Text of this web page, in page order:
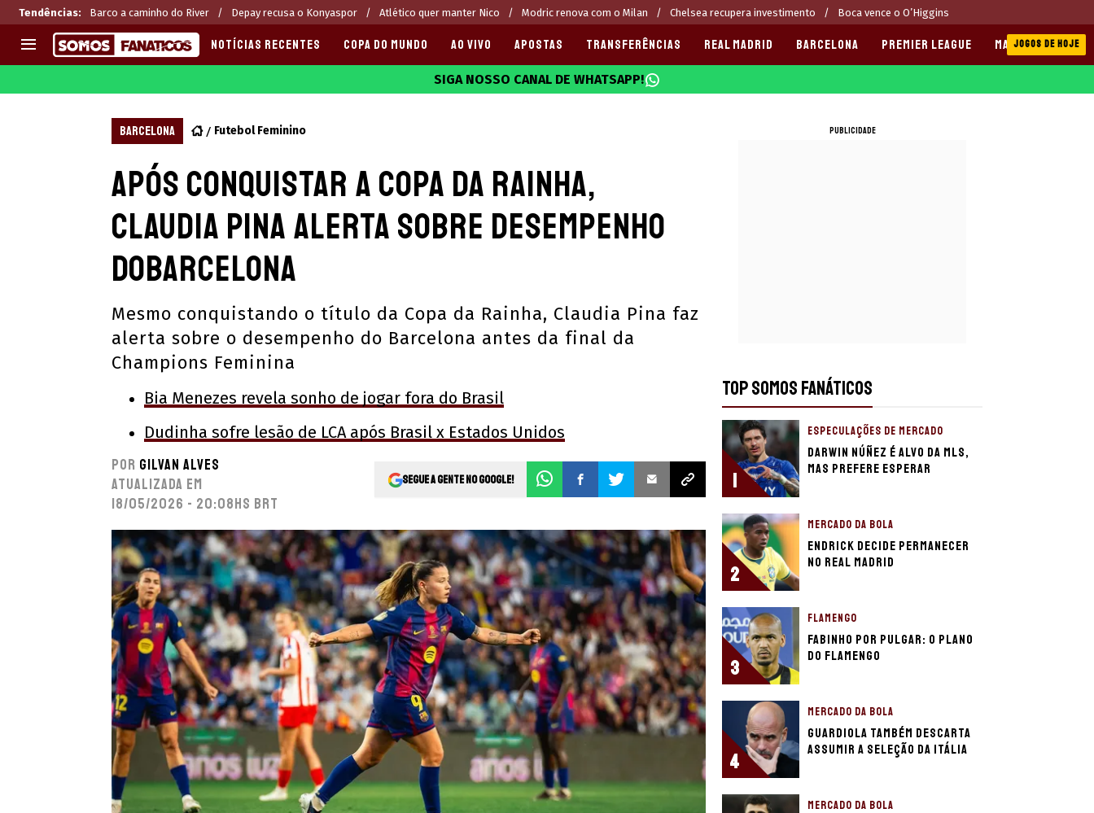
Tendências: Barco a caminho do River Depay recusa o Konyaspor Atlético quer manter Nico Modric renova com o Milan Chelsea recupera investimento Boca vence o O’Higgins
CHAMPIONS LEAGUE
PREMIER LEAGUE
Melhores sites de apostas 2025
CASAS DE APOSTAS
CÓDIGOS e OFERTAS
APPS
NOTÍCIAS RECENTES COPA DO MUNDO AO VIVO APOSTAS TRANSFERÊNCIAS REAL MADRID BARCELONA PREMIER LEAGUE MANCHESTER CITY
JOGOS DE HOJE
SIGA NOSSO CANAL DE WHATSAPP!
BARCELONA Futebol Feminino
Após conquistar a Copa da Rainha,
Claudia Pina alerta sobre desempenho
doBarcelona
Mesmo conquistando o título da Copa da Rainha, Claudia Pina faz
alerta sobre o desempenho do Barcelona antes da final da
Champions Feminina
Bia Menezes revela sonho de jogar fora do Brasil
Dudinha sofre lesão de LCA após Brasil x Estados Unidos
Por Gilvan Alves
Atualizada em
18/05/2026 - 20:08hs BRT
Segue a gente no Google!
PUBLICIDADE
TOP SOMOS FANÁTICOS
1
ESPECULAÇÕES DE MERCADO
Darwin Núñez é alvo da MLS,
mas prefere esperar
2
MERCADO DA BOLA
Endrick decide permanecer
no Real Madrid
3
FLAMENGO
Fabinho por Pulgar: o plano
do Flamengo
4
MERCADO DA BOLA
Guardiola também descarta
assumir a Seleção da Itália
MERCADO DA BOLA